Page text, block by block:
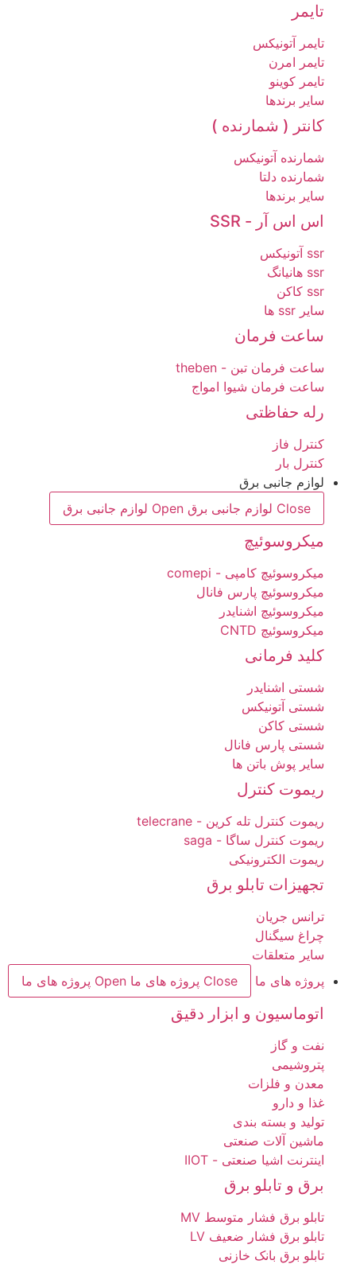
تایمر
تایمر آتونیکس
تایمر امرن
تایمر کوینو
سایر برندها
کانتر ( شمارنده )
شمارنده آتونیکس
شمارنده دلتا
سایر برندها
اس اس آر - SSR
ssr آتونیکس
ssr هانیانگ
ssr کاکن
سایر ssr ها
ساعت فرمان
ساعت فرمان تبن - theben
ساعت فرمان شیوا امواج
رله حفاظتی
کنترل فاز
کنترل بار
لوازم جانبی برق
Close لوازم جانبی برق
Open لوازم جانبی برق
میکروسوئیچ
میکروسوئیچ کامپی - comepi
میکروسوئیچ پارس فانال
میکروسوئیچ اشنایدر
میکروسوئیچ CNTD
کلید فرمانی
شستی اشنایدر
شستی آتونیکس
شستی کاکن
شستی پارس فانال
سایر پوش باتن ها
ریموت کنترل
ریموت کنترل تله کرین - telecrane
ریموت کنترل ساگا - saga
ریموت الکترونیکی
تجهیزات تابلو برق
ترانس جریان
چراغ سیگنال
سایر متعلقات
پروژه های ما
Close پروژه های ما Open پروژه های ما
اتوماسیون و ابزار دقیق
نفت و گاز
پتروشیمی
معدن و فلزات
غذا و دارو
تولید و بسته بندی
ماشین آلات صنعتی
اینترنت اشیا صنعتی - IIOT
برق و تابلو برق
تابلو برق فشار متوسط MV
تابلو برق فشار ضعیف LV
تابلو برق بانک خازنی